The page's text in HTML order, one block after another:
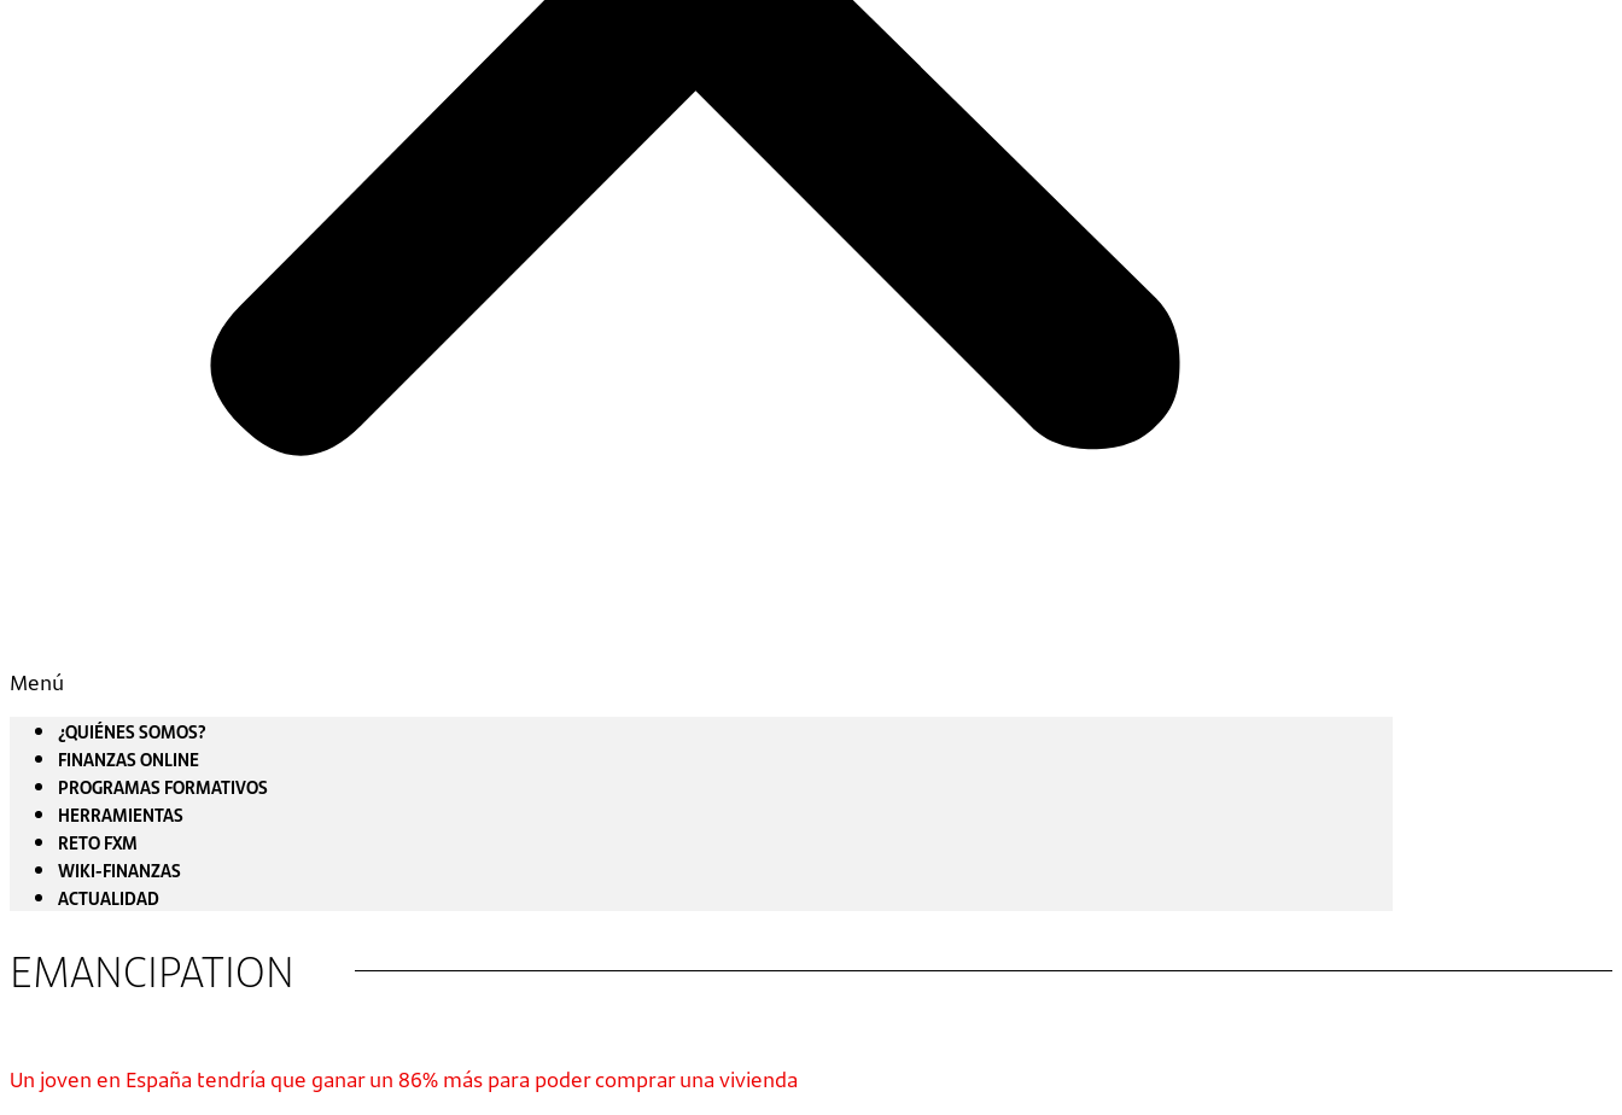
Menú
¿QUIÉNES SOMOS?
FINANZAS ONLINE
PROGRAMAS FORMATIVOS
HERRAMIENTAS
RETO FXM
WIKI-FINANZAS
ACTUALIDAD
EMANCIPATION
Un joven en España tendría que ganar un 86% más para poder comprar una vivienda